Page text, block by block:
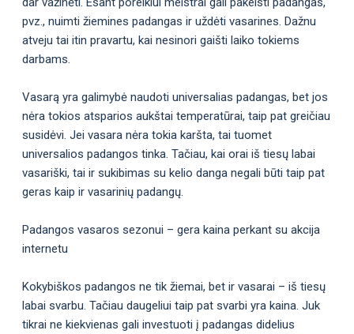
pvz., nuimti žiemines padangas ir uždėti vasarines. Dažnu
atveju tai itin pravartu, kai nesinori gaišti laiko tokiems
darbams.
Vasarą yra galimybė naudoti universalias padangas, bet jos
nėra tokios atsparios aukštai temperatūrai, taip pat greičiau
susidėvi. Jei vasara nėra tokia karšta, tai tuomet
universalios padangos tinka. Tačiau, kai orai iš tiesų labai
vasariški, tai ir sukibimas su kelio danga negali būti taip pat
geras kaip ir vasarinių padangų.
Padangos vasaros sezonui – gera kaina perkant su akcija
internetu
Kokybiškos padangos ne tik žiemai, bet ir vasarai – iš tiesų
labai svarbu. Tačiau daugeliui taip pat svarbi yra kaina. Juk
tikrai ne kiekvienas gali investuoti į padangas didelius